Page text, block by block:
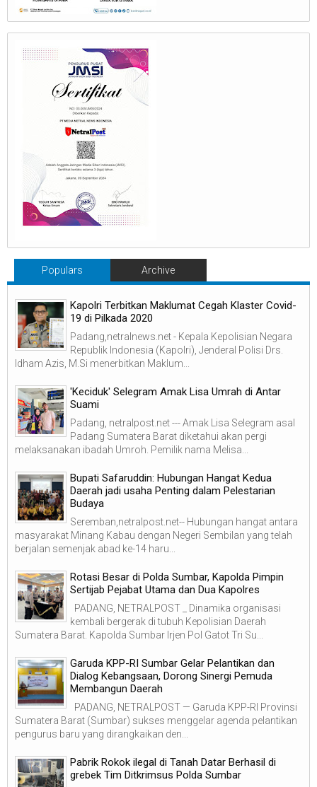
Populars Archive
Kapolri Terbitkan Maklumat Cegah Klaster Covid-
19 di Pilkada 2020
Padang,netralnews.net - Kepala Kepolisian Negara
Republik Indonesia (Kapolri), Jenderal Polisi Drs.
Idham Azis, M.Si menerbitkan Maklum...
'Keciduk' Selegram Amak Lisa Umrah di Antar
Suami
Padang, netralpost.net --- Amak Lisa Selegram asal
Padang Sumatera Barat diketahui akan pergi
melaksanakan ibadah Umroh. Pemilik nama Melisa...
Bupati Safaruddin: Hubungan Hangat Kedua
Daerah jadi usaha Penting dalam Pelestarian
Budaya
Seremban,netralpost.net-- Hubungan hangat antara
masyarakat Minang Kabau dengan Negeri Sembilan yang telah
berjalan semenjak abad ke-14 haru...
Rotasi Besar di Polda Sumbar, Kapolda Pimpin
Sertijab Pejabat Utama dan Dua Kapolres
PADANG, NETRALPOST _ Dinamika organisasi
kembali bergerak di tubuh Kepolisian Daerah
Sumatera Barat. Kapolda Sumbar Irjen Pol Gatot Tri Su...
Garuda KPP-RI Sumbar Gelar Pelantikan dan
Dialog Kebangsaan, Dorong Sinergi Pemuda
Membangun Daerah
PADANG, NETRALPOST — Garuda KPP-RI Provinsi
Sumatera Barat (Sumbar) sukses menggelar agenda pelantikan
pengurus baru yang dirangkaikan den...
Pabrik Rokok ilegal di Tanah Datar Berhasil di
grebek Tim Ditkrimsus Polda Sumbar